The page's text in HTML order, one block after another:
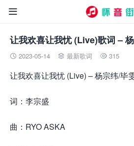

让我欢喜让我忧 (Live)歌词 –
 2023-05-14  最新歌词  315
让我欢喜让我忧 (Live) – 杨宗纬/毕
词：李宗盛
曲：RYO ASKA